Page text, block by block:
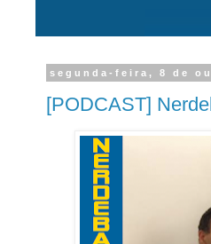
segunda-feira, 8 de
[PODCAST]